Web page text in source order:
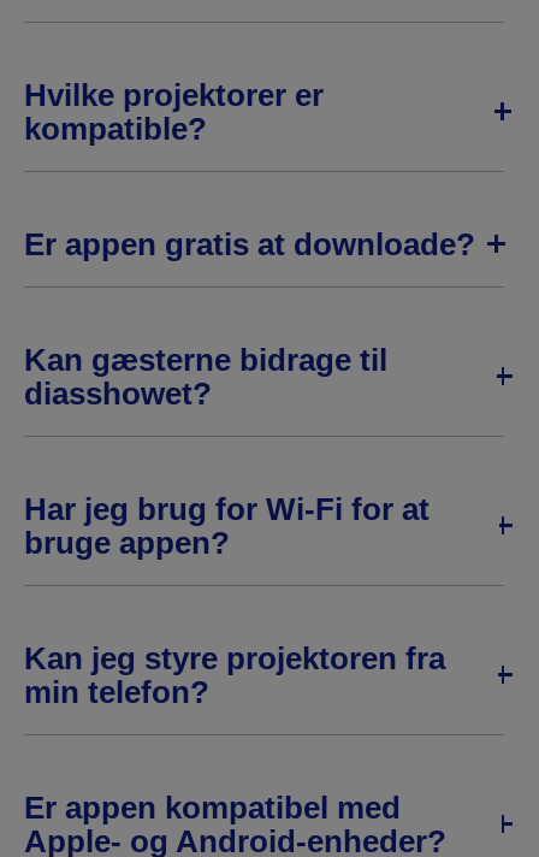
Hvilke projektorer er
kompatible?
Er appen gratis at downloade?
Kan gæsterne bidrage til
diasshowet?
Har jeg brug for Wi-Fi for at
bruge appen?
Kan jeg styre projektoren fra
min telefon?
Er appen kompatibel med
Apple- og Android-enheder?